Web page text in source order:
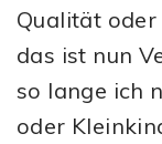
Qualität oder
das ist nun
so lange ich
oder